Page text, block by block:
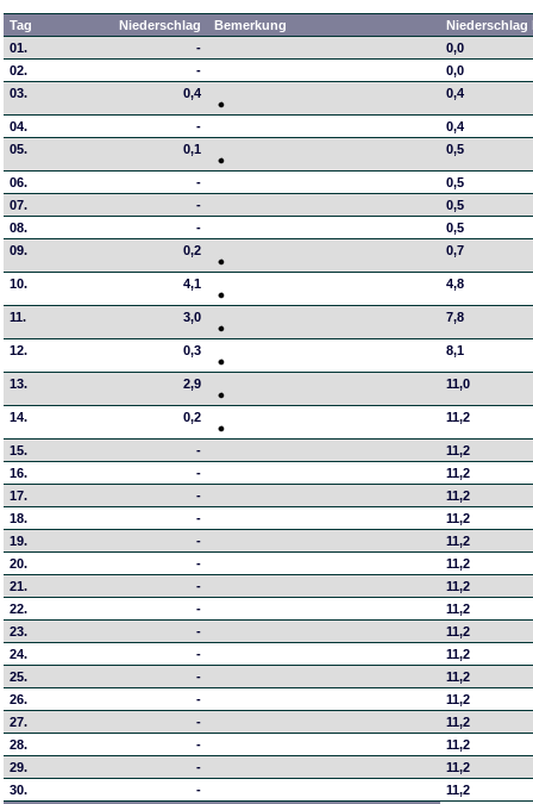
Tag Niederschlag Bemerkung
01.
-
0,0
02.
-
0,0
03.
0,4 0,4
04. -
0,4
05.
0,1 0,5
06. -
0,5
07.
-
0,5
08.
-
0,5
09.
0,2 0,7
10. 4,1 4,8
11. 3,0 7,8
12. 0,3 8,1
13. 2,9 11,0
14. 0,2 11,2
15. -
11,2
16.
-
11,2
17.
-
11,2
18.
-
11,2
19.
-
11,2
20.
-
11,2
21.
-
11,2
22.
-
11,2
23.
-
11,2
24.
-
11,2
25.
-
11,2
26.
-
11,2
27.
-
11,2
28.
-
11,2
29.
-
11,2
30.
-
11,2